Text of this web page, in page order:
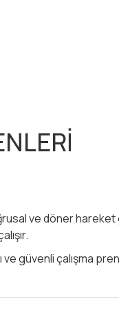
ve döner
ve güvenli çalışma